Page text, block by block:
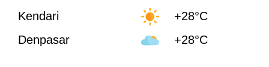
Kendari
+28°C
Denpasar
+28°C